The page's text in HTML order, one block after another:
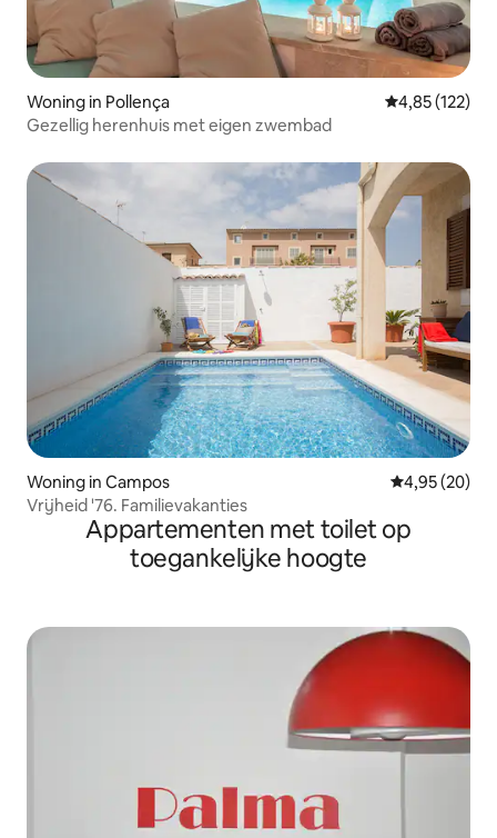
Woning in Pollença Gemiddelde
4,85 (122)
Gezellig herenhuis met eigen zwembad
Woning in Campos Gemiddelde
4,95 (20)
Vrijheid '76. Familievakanties
Appartementen met toilet op
toegankelijke hoogte